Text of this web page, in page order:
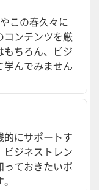
この春久々に
コンテンツを厳
ちろん、ビジ
学んでみません
にサポートす
ビジネストレン
っておきたいポ